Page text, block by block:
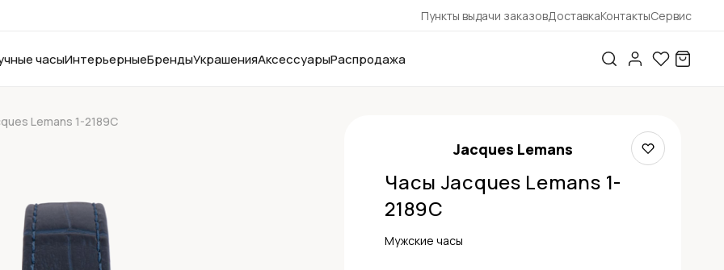
Пункты выдачи заказовДоставкаКонтактыСервис
часыИнтерьерныеБрендыУкрашенияАксессуарыРаспродажа
Lemans 1-2189C
Jacques Lemans
Часы Jacques Lemans 1-
2189C
Мужские часы